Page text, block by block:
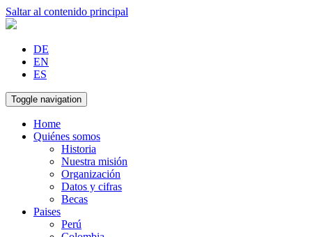
Saltar al contenido principal
DE
EN
ES
Toggle navigation
Home
Quiénes somos
Historia
Nuestra misión
Organización
Datos y cifras
Becas
Paises
Perú